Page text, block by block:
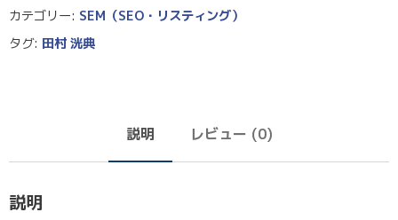
カテゴリー: SEM（SEO・リスティング）
タグ: 田村 洸典
説明 レビュー (0)
説明